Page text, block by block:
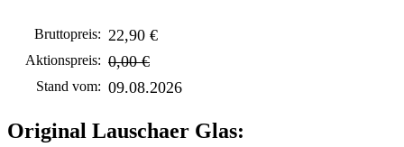
Bruttopreis: 22,90 €
Aktionspreis: 0,00 €
Stand vom: 09.08.2026
Original Lauschaer Glas: